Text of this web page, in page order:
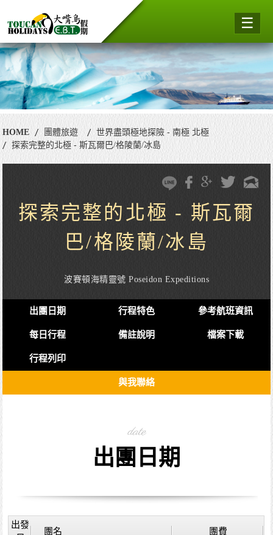
☰
HOME 團體旅遊
世界盡頭極地探險 - 南極 北極
探索完整的北極 - 斯瓦爾巴/格陵蘭/冰島
探索完整的北極 - 斯瓦爾
巴/格陵蘭/冰島
波賽頓海精靈號 Poseidon Expeditions
出團日期 行程特色 參考航班資訊
每日行程 備註說明 檔案下載
行程列印
與我聯絡
date
出團日期
出發
團名 團費